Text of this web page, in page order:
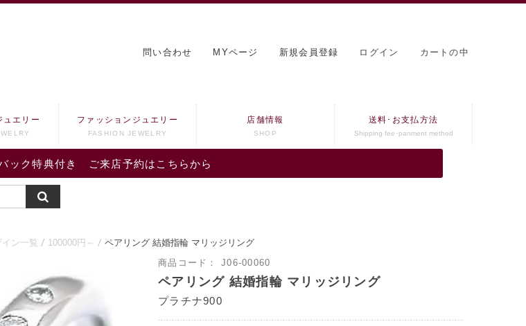
問い合わせ MYページ 新規会員登録 ログイン カートの中
ック特典付き ご来店予約はこちらから
ュエリー ファッションジュエリー
FASHION JEWELRY
店舗情報
SHOP
送料･お支払方法
Shipping fee･panment method
ン一覧 100000円～ ペアリング 結婚指輪 マリッジリング
商品コード： J06-00060
ペアリング 結婚指輪 マリッジリング
プラチナ900